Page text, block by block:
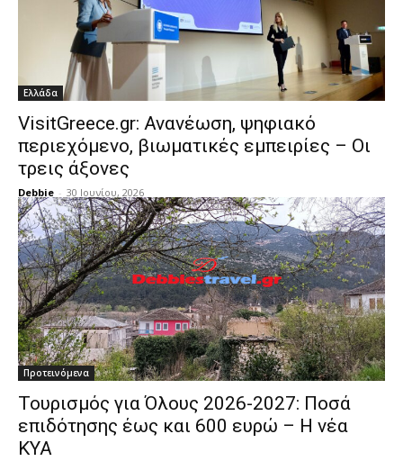
Ελλάδα
VisitGreece.gr: Ανανέωση, ψηφιακό
περιεχόμενο, βιωματικές εμπειρίες – Οι
τρεις άξονες
Debbie - 30 Ιουνίου, 2026
Προτεινόμενα
Τουρισμός για Όλους 2026-2027: Ποσά
επιδότησης έως και 600 ευρώ – Η νέα
ΚΥΑ